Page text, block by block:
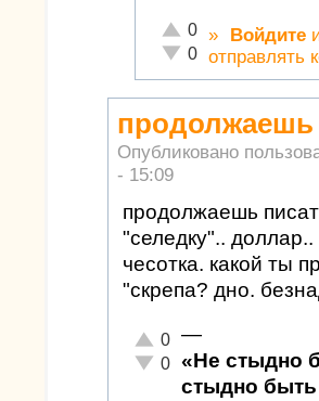
Отлично!
0
Неадекватно!
0
» Войдите
отправлять
продолжаешь
Опубликовано
- 15:09
продолжаешь
"селедку".. доллар..
чесотка. какой ты
"скрепа? дно.
Отлично!
0
Неадекватно!
0
—
«Не стыдно
стыдно быть